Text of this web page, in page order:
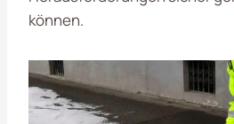
können.